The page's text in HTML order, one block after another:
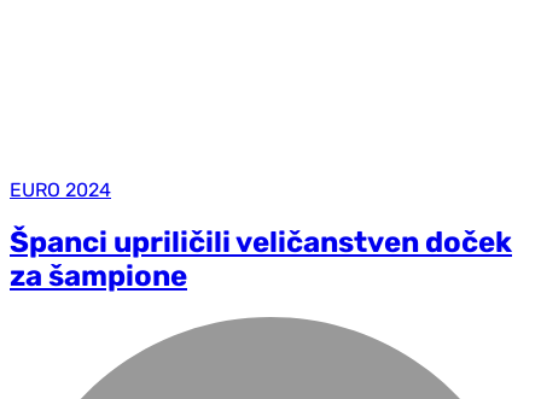
EURO 2024
Španci upriličili veličanstven doček
za šampione